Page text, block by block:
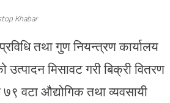
Khabar
तथा गुण नियन्त्रण कार्यालय
मिसावट गरी बिक्री वितरण
७९ वटा औद्योगिक तथा व्यवसायी